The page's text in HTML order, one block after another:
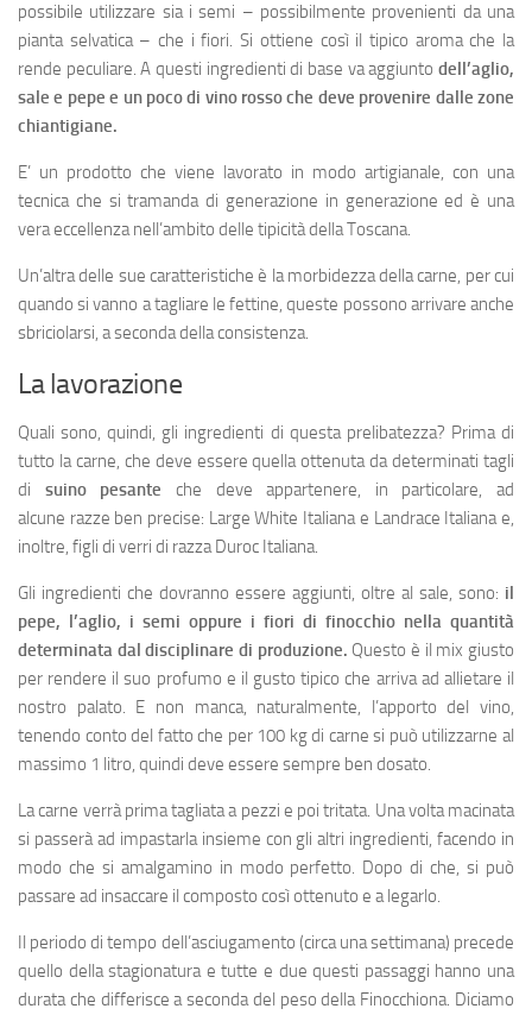
possibile utilizzare sia i semi – possibilmente provenienti da una
pianta selvatica – che i fiori. Si ottiene così il tipico aroma che la
rende peculiare. A questi ingredienti di base va aggiunto dell’aglio,
sale e pepe e un poco di vino rosso che deve provenire dalle zone
chiantigiane.
E’ un prodotto che viene lavorato in modo artigianale, con una
tecnica che si tramanda di generazione in generazione ed è una
vera eccellenza nell’ambito delle tipicità della Toscana.
Un’altra delle sue caratteristiche è la morbidezza della carne, per cui
quando si vanno a tagliare le fettine, queste possono arrivare anche
sbriciolarsi, a seconda della consistenza.
La lavorazione
Quali sono, quindi, gli ingredienti di questa prelibatezza? Prima di
tutto la carne, che deve essere quella ottenuta da determinati tagli
di suino pesante che deve appartenere, in particolare, ad
alcune razze ben precise: Large White Italiana e Landrace Italiana e,
inoltre, figli di verri di razza Duroc Italiana.
Gli ingredienti che dovranno essere aggiunti, oltre al sale, sono: il
pepe, l’aglio, i semi oppure i fiori di finocchio nella quantità
determinata dal disciplinare di produzione. Questo è il mix giusto
per rendere il suo profumo e il gusto tipico che arriva ad allietare il
nostro palato. E non manca, naturalmente, l’apporto del vino,
tenendo conto del fatto che per 100 kg di carne si può utilizzarne al
massimo 1 litro, quindi deve essere sempre ben dosato.
La carne verrà prima tagliata a pezzi e poi tritata. Una volta macinata
si passerà ad impastarla insieme con gli altri ingredienti, facendo in
modo che si amalgamino in modo perfetto. Dopo di che, si può
passare ad insaccare il composto così ottenuto e a legarlo.
Il periodo di tempo dell’asciugamento (circa una settimana) precede
quello della stagionatura e tutte e due questi passaggi hanno una
durata che differisce a seconda del peso della Finocchiona. Diciamo